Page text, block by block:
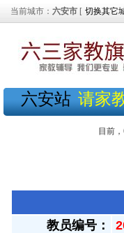
当前城市： 六安市 [ 切换其它
六安站 请家
目前
教员编号：